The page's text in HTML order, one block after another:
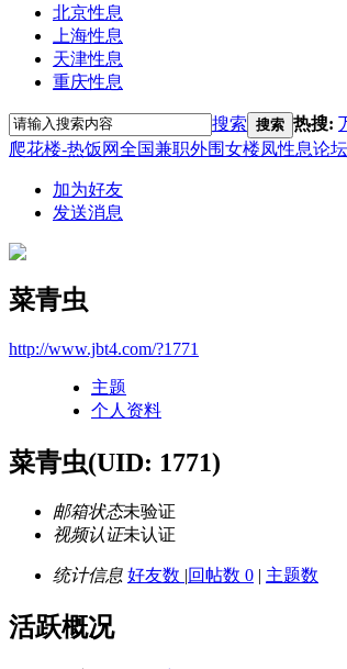
北京性息
上海性息
天津性息
重庆性息
搜索 搜索 热搜:
爬花楼-热饭网全国兼职外围女楼凤性息论坛
加为好友
发送消息
菜青虫
http://www.jbt4.com/?1771
主题
个人资料
菜青虫(UID: 1771)
邮箱状态未验证
视频认证未认证
统计信息 好友数 |回帖数 0 | 主题数
活跃概况